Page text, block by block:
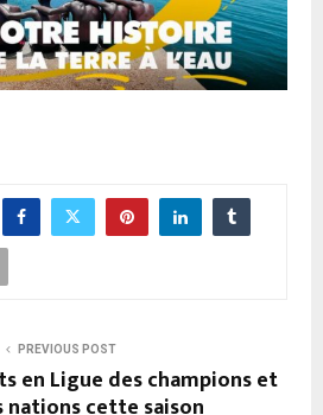
PREVIOUS POST
en Ligue des champions et